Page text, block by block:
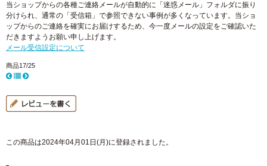
当ショップからの各種ご連絡メールが自動的に「迷惑メール」フォルダに振り
分けられ、通常の「受信箱」で参照できない事例が多くなっています。当ショ
ップからのご連絡を確実にお届けするため、今一度メールの設定をご確認いた
だきますようお願い申し上げます。
メール受信設定について
商品17/25
この商品は2024年04月01日(月)に登録されました。